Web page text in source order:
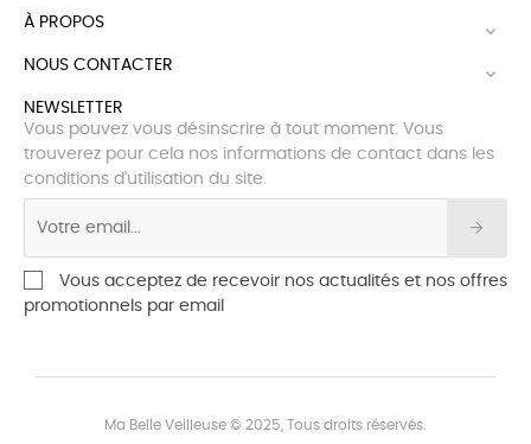
À PROPOS 
NOUS CONTACTER 
NEWSLETTER
Vous pouvez vous désinscrire à tout moment. Vous
trouverez pour cela nos informations de contact dans les
conditions d'utilisation du site.
Vous acceptez de recevoir nos actualités et nos offres
promotionnels par email
Ma Belle Veilleuse © 2025, Tous droits réservés.